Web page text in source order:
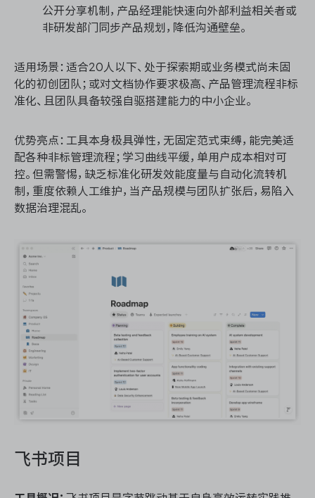
公开分享机制，产品经理能快速向外部利益相关者或
非研发部门同步产品规划，降低沟通壁垒。
适用场景：适合20人以下、处于探索期或业务模式尚未固
化的初创团队；或对文档协作要求极高、产品管理流程非标
准化、且团队具备较强自驱搭建能力的中小企业。
优势亮点：工具本身极具弹性，无固定范式束缚，能完美适
配各种非标管理流程；学习曲线平缓，单用户成本相对可
控。但需警惕，缺乏标准化研发效能度量与自动化流转机
制，重度依赖人工维护，当产品规模与团队扩张后，易陷入
数据治理混乱。
飞书项目